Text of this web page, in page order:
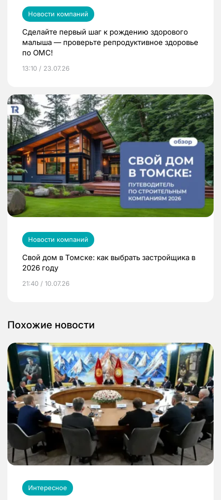
Новости компаний
Сделайте первый шаг к рождению здорового
малыша — проверьте репродуктивное здоровье
по ОМС!
13:10 / 23.07.26
Новости компаний
Свой дом в Томске: как выбрать застройщика в
2026 году
21:40 / 10.07.26
Похожие новости
Интересное